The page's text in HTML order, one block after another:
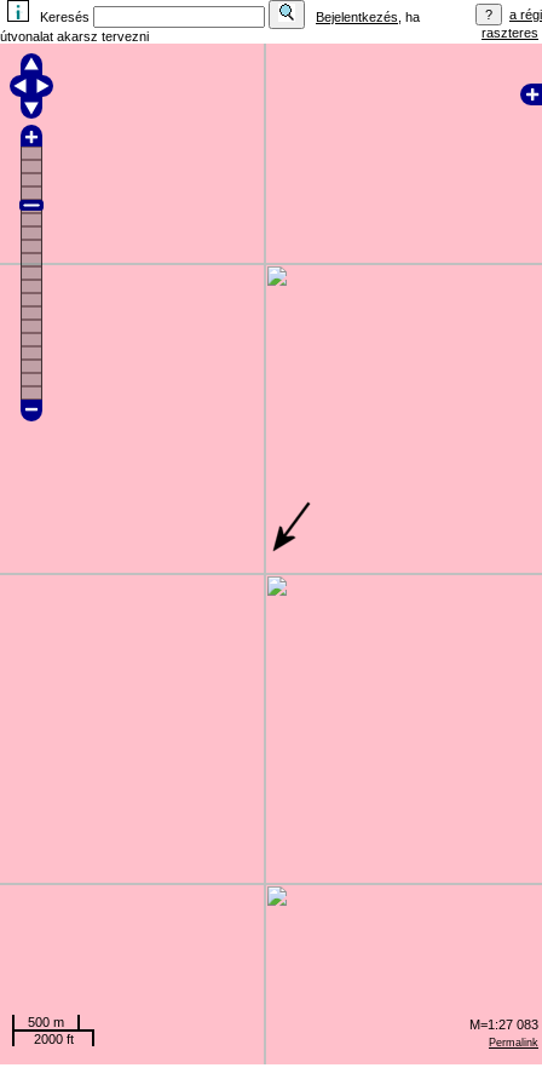
Keresés Bejelentkezés , ha
útvonalat akarsz tervezni
a régi
raszteres
Permalink
500 m
2000 ft
M=1:27 083